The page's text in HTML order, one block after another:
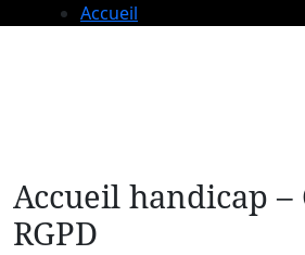
Accueil
Accueil handicap –
RGPD